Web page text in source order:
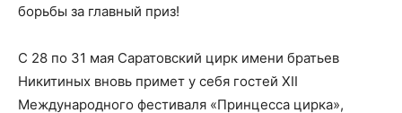
борьбы за главный приз!
С 28 по 31 мая Саратовский цирк имени братьев
Никитиных вновь примет у себя гостей XII
Международного фестиваля «Принцесса цирка»,